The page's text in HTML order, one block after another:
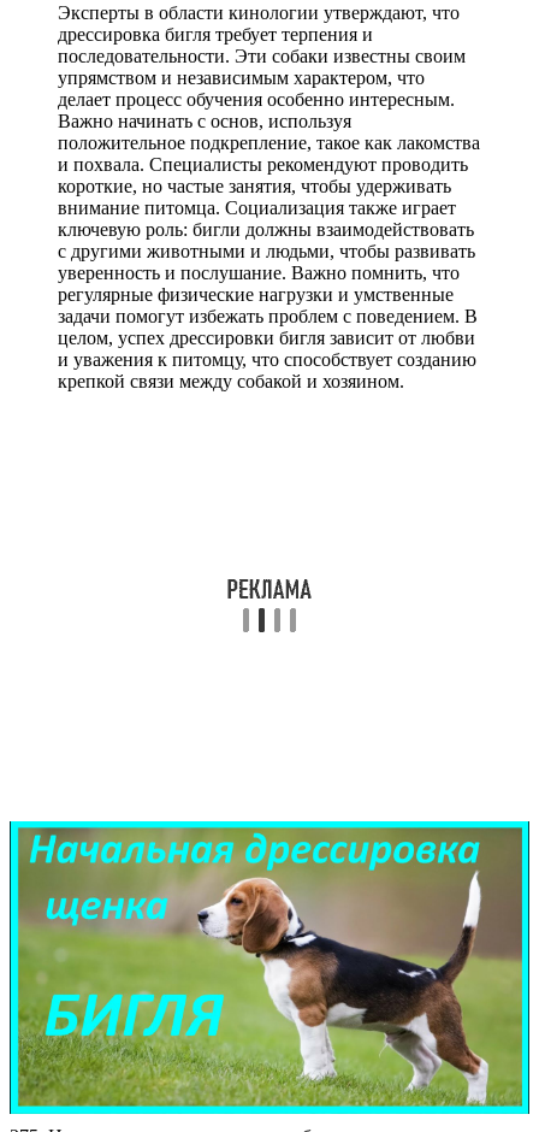
Эксперты в области кинологии утверждают, что
дрессировка бигля требует терпения и
последовательности. Эти собаки известны своим
упрямством и независимым характером, что
делает процесс обучения особенно интересным.
Важно начинать с основ, используя
положительное подкрепление, такое как лакомства
и похвала. Специалисты рекомендуют проводить
короткие, но частые занятия, чтобы удерживать
внимание питомца. Социализация также играет
ключевую роль: бигли должны взаимодействовать
с другими животными и людьми, чтобы развивать
уверенность и послушание. Важно помнить, что
регулярные физические нагрузки и умственные
задачи помогут избежать проблем с поведением. В
целом, успех дрессировки бигля зависит от любви
и уважения к питомцу, что способствует созданию
крепкой связи между собакой и хозяином.